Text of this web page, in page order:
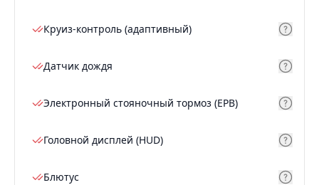
Круиз-контроль (адаптивный)
Датчик дождя
Электронный стояночный тормоз (EPB)
Головной дисплей (HUD)
Блютус